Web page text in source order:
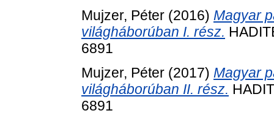
Mujzer, Péter (2016) Magyar
világháborúban I. rész.
6891
Mujzer, Péter (2017) Magyar
világháborúban II. rész.
6891